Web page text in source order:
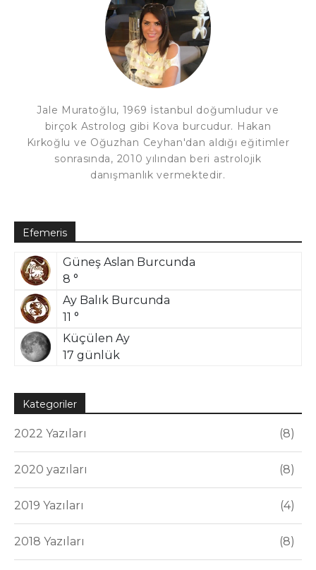
Jale Muratoğlu, 1969 İstanbul doğumludur ve
birçok Astrolog gibi Kova burcudur. Hakan
Kırkoğlu ve Oğuzhan Ceyhan'dan aldığı eğitimler
sonrasında, 2010 yılından beri astrolojik
danışmanlık vermektedir.
Efemeris
Güneş Aslan Burcunda
8 °
Ay Balık Burcunda
11 °
Küçülen Ay
17 günlük
Kategoriler
2022 Yazıları 8
2020 yazıları 8
2019 Yazıları 4
2018 Yazıları 8